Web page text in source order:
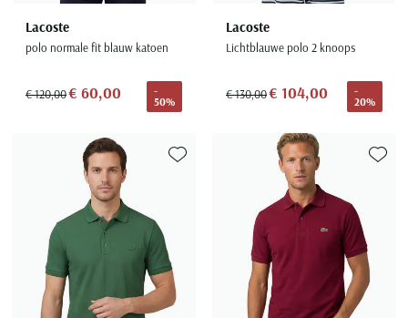
Lacoste
polo normale fit blauw katoen
€ 120,00€ 60,00
-
50%
Lacoste
Lichtblauwe polo 2 knoops
€ 130,00€ 104,00
-
20%
Toevoegen aan favorieten